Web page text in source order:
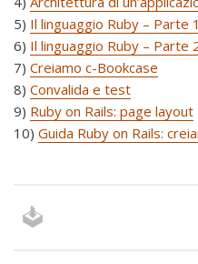
5) Il linguaggio Ruby – Parte 1
6) Il linguaggio Ruby – Parte
7) Creiamo c-Bookcase
8) Convalida e test
9) Ruby on Rails: page layout
10) Guida Ruby on Rails: